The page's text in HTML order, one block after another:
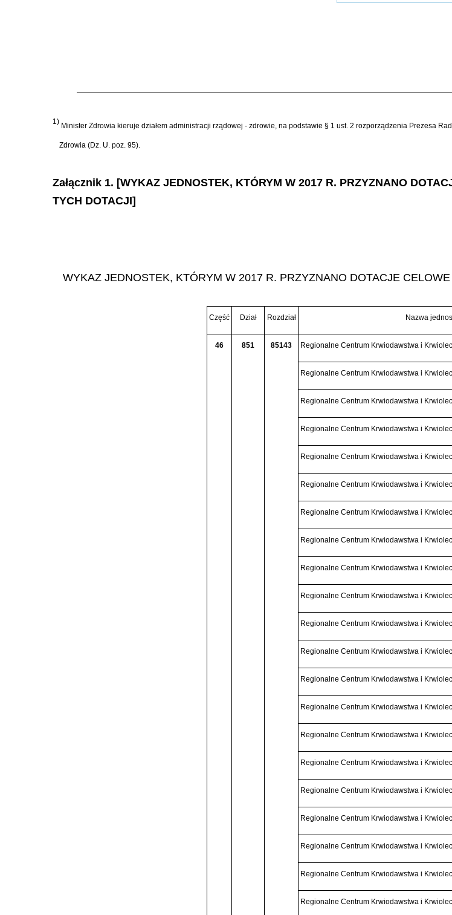
1) Minister Zdrowia kieruje działem administracji rządowej - zdrowie, na podstawie § 1 ust. 2 rozporządzenia Prezesa
Zdrowia (Dz. U. poz. 95).
Załącznik 1. [WYKAZ JEDNOSTEK, KTÓRYM W 2017 R. PRZYZNANO
TYCH DOTACJI]
WYKAZ JEDNOSTEK, KTÓRYM W 2017 R. PRZYZNANO DOTACJE
Część Dział Rozdział Nazwa
46 851 85143 Regionalne Centrum Krwiodawstwa i
Regionalne Centrum Krwiodawstwa i
Regionalne Centrum Krwiodawstwa i
Regionalne Centrum Krwiodawstwa i
Regionalne Centrum Krwiodawstwa i
Regionalne Centrum Krwiodawstwa i
Regionalne Centrum Krwiodawstwa i
Regionalne Centrum Krwiodawstwa i
Regionalne Centrum Krwiodawstwa i
Regionalne Centrum Krwiodawstwa i
Regionalne Centrum Krwiodawstwa i
Regionalne Centrum Krwiodawstwa i
Regionalne Centrum Krwiodawstwa i
Regionalne Centrum Krwiodawstwa i
Regionalne Centrum Krwiodawstwa i
Regionalne Centrum Krwiodawstwa i
Regionalne Centrum Krwiodawstwa i
Regionalne Centrum Krwiodawstwa i
Regionalne Centrum Krwiodawstwa i
Regionalne Centrum Krwiodawstwa i
Regionalne Centrum Krwiodawstwa i